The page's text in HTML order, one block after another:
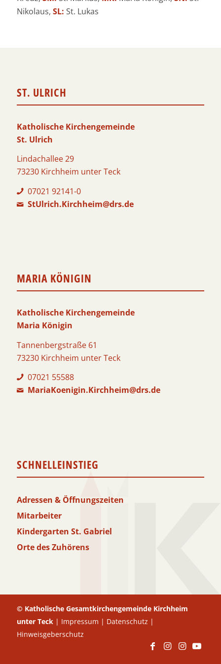
Nikolaus, SL: St. Lukas
ST. ULRICH
Katholische Kirchengemeinde
St. Ulrich
Lindachallee 29
73230 Kirchheim unter Teck
07021 92141-0
StUlrich.Kirchheim@drs.de
MARIA KÖNIGIN
Katholische Kirchengemeinde
Maria Königin
Tannenbergstraße 61
73230 Kirchheim unter Teck
07021 55588
MariaKoenigin.Kirchheim@drs.de
SCHNELLEINSTIEG
Adressen & Öffnungszeiten
Mitarbeiter
Kindergarten St. Gabriel
Orte des Zuhörens
© Katholische Gesamtkirchengemeinde Kirchheim
unter Teck | Impressum | Datenschutz |
Hinweisgeberschutz